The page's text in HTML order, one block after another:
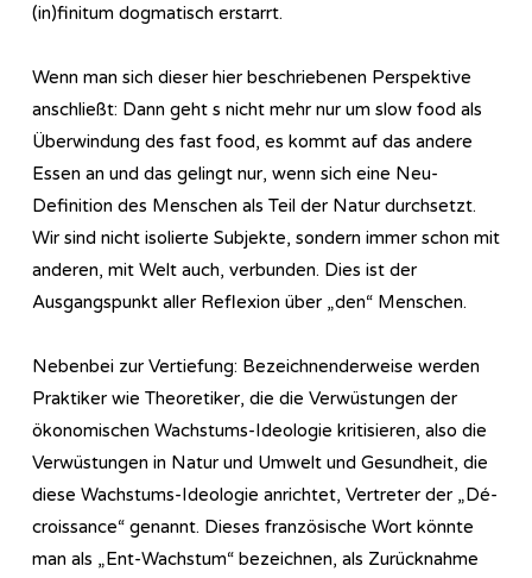
(in)finitum dogmatisch erstarrt.
Wenn man sich dieser hier beschriebenen Perspektive
anschließt: Dann geht s nicht mehr nur um slow food als
Überwindung des fast food, es kommt auf das andere
Essen an und das gelingt nur, wenn sich eine Neu-
Definition des Menschen als Teil der Natur durchsetzt.
Wir sind nicht isolierte Subjekte, sondern immer schon mit
anderen, mit Welt auch, verbunden. Dies ist der
Ausgangspunkt aller Reflexion über „den“ Menschen.
Nebenbei zur Vertiefung: Bezeichnenderweise werden
Praktiker wie Theoretiker, die die Verwüstungen der
ökonomischen Wachstums-Ideologie kritisieren, also die
Verwüstungen in Natur und Umwelt und Gesundheit, die
diese Wachstums-Ideologie anrichtet, Vertreter der „Dé-
croissance“ genannt. Dieses französische Wort könnte
man als „Ent-Wachstum“ bezeichnen, als Zurücknahme